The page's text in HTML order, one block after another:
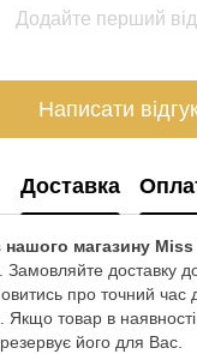
Додайте перший
Написати
Доставка
нашого магазину Miss
Замовляйте доставку
про точний час
товар в наявності
його для Вас.